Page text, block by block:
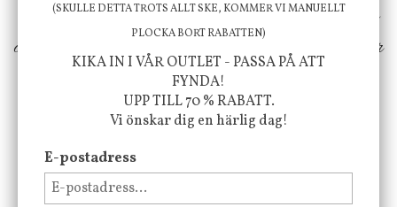
erbjuder vi omsorgsfullt utvalda produkter som
ökar trivsel i ditt hem och ger det lilla extra för
att öka ditt välmående!
FÖLJ OSS PÅ INSTAGRAM @JBHOME
(SKULLE DETTA TROTS ALLT SKE, KOMMER VI MANUELLT
PLOCKA BORT RABATTEN)
KIKA IN I VÅR OUTLET - PASSA PÅ ATT
FYNDA!
UPP TILL 70 % RABATT.
Vi önskar dig en härlig dag!
E-postadress